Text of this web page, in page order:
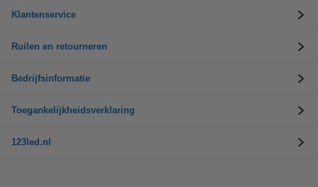
Klantenservice
Ruilen en retourneren
Bedrijfsinformatie
Toegankelijkheidsverklaring
123led.nl